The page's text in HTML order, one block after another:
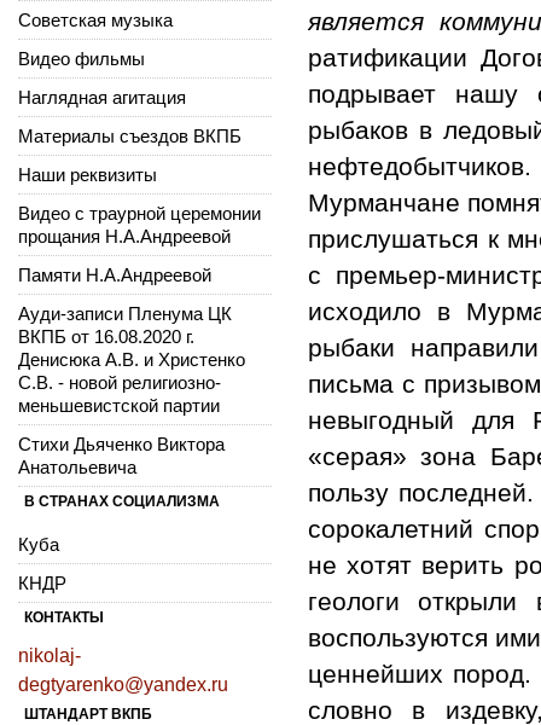
является
ратификации
подрывает нашу
рыбаков в
нефтедобытчиков.
Мурманчане
прислушаться к
с премьер-
исходило в
рыбаки
письма с
невыгодный для
«серая» зона
пользу
сорокалетний
не хотят верить
геологи
воспользуются
ценнейших
словно в
Советская музыка
Видео фильмы
Наглядная агитация
Материалы съездов ВКПБ
Наши реквизиты
Видео с траурной церемонии
прощания Н.А.Андреевой
Памяти Н.А.Андреевой
Ауди-записи Пленума ЦК
ВКПБ от 16.08.2020 г.
Денисюка А.В. и Христенко
С.В. - новой религиозно-
меньшевистской партии
Стихи Дьяченко Виктора
Анатольевича
В СТРАНАХ СОЦИАЛИЗМА
Куба
КНДР
КОНТАКТЫ
nikolaj-
degtyarenko@yandex.ru
ШТАНДАРТ ВКПБ